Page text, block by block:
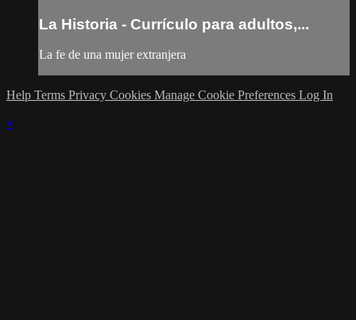
La Historia - Currículo para adultos,...
La fe de una mujer extranjera
Help Terms Privacy Cookies Manage Cookie Preferences Log In
×